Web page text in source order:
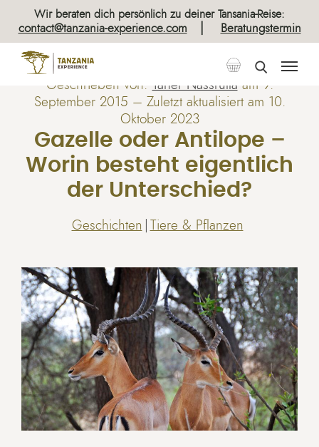
Wir beraten dich persönlich zu deiner Tansania-Reise:
contact@tanzania-experience.com Beratungstermin
Geschrieben von: Taher Nassrulla am 9.
September 2015 – Zuletzt aktualisiert am 10.
Oktober 2023
Gazelle oder Antilope –
Worin besteht eigentlich
der Unterschied?
Geschichten Tiere & Pflanzen